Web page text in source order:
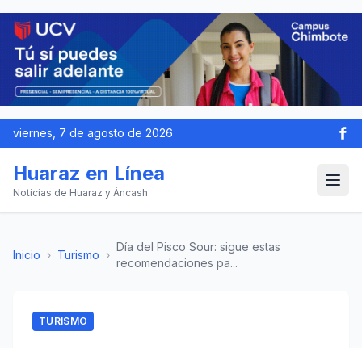
viernes, 7 de agosto de 2026
Huaraz en Línea
Noticias de Huaraz y Áncash
Inicio › Turismo ›
Día del Pisco Sour: sigue estas
recomendaciones pa...
TURISMO